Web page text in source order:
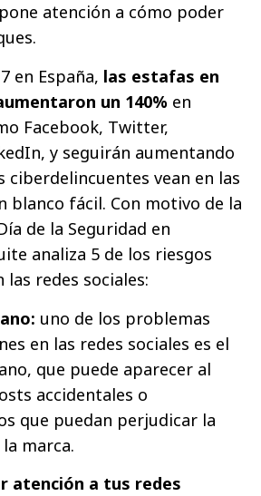
atención a cómo poder
en España, las estafas en
un 140% en
Facebook, Twitter,
y seguirán aumentando
ciberdelincuentes vean en las
blanco fácil. Con motivo de la
de la Seguridad en
analiza 5 de los riesgos
las redes sociales:
uno de los problemas
en las redes sociales es el
que puede aparecer al
accidentales o
que puedan perjudicar la
marca.
atención a tus redes